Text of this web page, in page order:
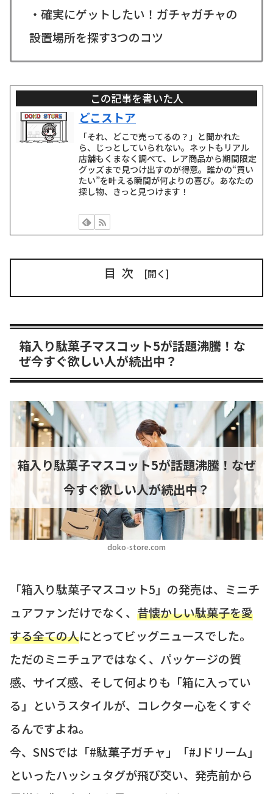
・確実にゲットしたい！ガチャガチャの
設置場所を探す3つのコツ
この記事を書いた人
どこストア
「それ、どこで売ってるの？」と聞かれた
ら、じっとしていられない。ネットもリアル
店舗もくまなく調べて、レア商品から期間限定
グッズまで見つけ出すのが得意。誰かの“買い
たい”を叶える瞬間が何よりの喜び。あなたの
探し物、きっと見つけます！
目次
箱入り駄菓子マスコット5が話題沸騰！な
ぜ今すぐ欲しい人が続出中？
doko-store.com
箱入り駄菓子マスコット5が話題沸騰！なぜ
今すぐ欲しい人が続出中？
「箱入り駄菓子マスコット5」の発売は、ミニチ
ュアファンだけでなく、 昔懐かしい駄菓子を愛
する全ての人にとってビッグニュースでした。
ただのミニチュアではなく、パッケージの質
感、サイズ感、そして何よりも「箱に入ってい
る」というスタイルが、コレクター心をくすぐ
るんですよね。
今、SNSでは「#駄菓子ガチャ」「#Jドリーム」
といったハッシュタグが飛び交い、発売前から